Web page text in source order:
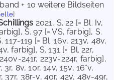
+ 10 weitere Bildseiten
]
2021, S. 22 [= Bl. Iv,
, S. 97 [= VS, farbig], S.
117-119 [= Bl. 16v, 213v, 48v,
farbig], S. 131 [= Bl. 22r,
240v-241r, 223v-224r, farbig],
3r, 8v, 10r, 14v, 15v, 16*v,
37r, 38r-v, 40r, 42v, 48v-49r,